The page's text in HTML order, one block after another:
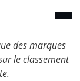
des marques
le classement